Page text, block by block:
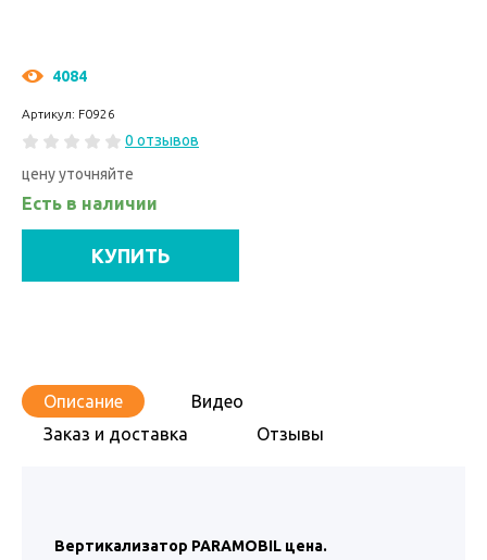
4084
Артикул: F0926
0 отзывов
цену уточняйте
Есть в наличии
КУПИТЬ
Описание
Видео
Заказ и доставка
Отзывы
Вертикализатор PARAMOBIL цена.